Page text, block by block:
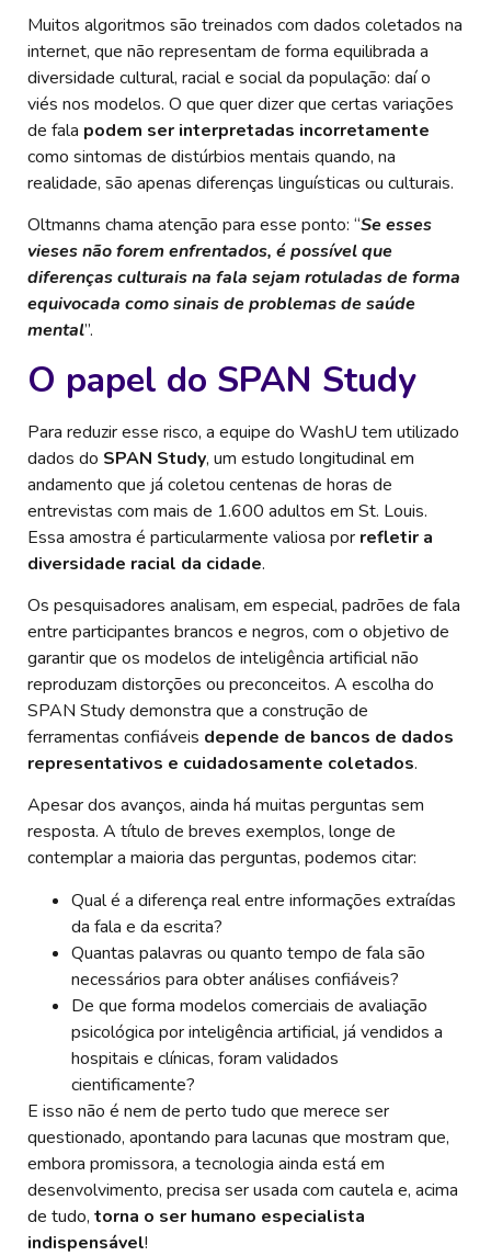
Muitos algoritmos são treinados com dados coletados na
internet, que não representam de forma equilibrada a
diversidade cultural, racial e social da população: daí o
viés nos modelos. O que quer dizer que certas variações
de fala podem ser interpretadas incorretamente
como sintomas de distúrbios mentais quando, na
realidade, são apenas diferenças linguísticas ou culturais.
Oltmanns chama atenção para esse ponto: “Se esses
vieses não forem enfrentados, é possível que
diferenças culturais na fala sejam rotuladas de forma
equivocada como sinais de problemas de saúde
mental”.
O papel do SPAN Study
Para reduzir esse risco, a equipe do WashU tem utilizado
dados do SPAN Study, um estudo longitudinal em
andamento que já coletou centenas de horas de
entrevistas com mais de 1.600 adultos em St. Louis.
Essa amostra é particularmente valiosa por refletir a
diversidade racial da cidade.
Os pesquisadores analisam, em especial, padrões de fala
entre participantes brancos e negros, com o objetivo de
garantir que os modelos de inteligência artificial não
reproduzam distorções ou preconceitos. A escolha do
SPAN Study demonstra que a construção de
ferramentas confiáveis depende de bancos de dados
representativos e cuidadosamente coletados.
Apesar dos avanços, ainda há muitas perguntas sem
resposta. A título de breves exemplos, longe de
contemplar a maioria das perguntas, podemos citar:
Qual é a diferença real entre informações extraídas
da fala e da escrita?
Quantas palavras ou quanto tempo de fala são
necessários para obter análises confiáveis?
De que forma modelos comerciais de avaliação
psicológica por inteligência artificial, já vendidos a
hospitais e clínicas, foram validados
cientificamente?
E isso não é nem de perto tudo que merece ser
questionado, apontando para lacunas que mostram que,
embora promissora, a tecnologia ainda está em
desenvolvimento, precisa ser usada com cautela e, acima
de tudo, torna o ser humano especialista
indispensável!